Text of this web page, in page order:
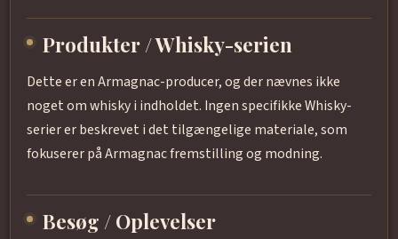
Produkter / Whisky-serien
Dette er en Armagnac-producer, og der nævnes ikke
noget om whisky i indholdet. Ingen specifikke Whisky-
serier er beskrevet i det tilgængelige materiale, som
fokuserer på Armagnac fremstilling og modning.
Besøg / Oplevelser